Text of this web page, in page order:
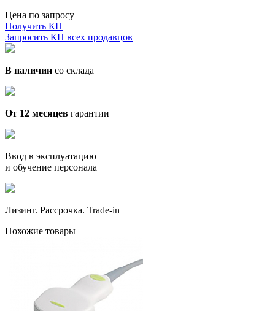
Цена по запросу
Получить КП
Запросить КП всех продавцов
В наличии со склада
От 12 месяцев гарантии
Ввод в эксплуатацию
и обучение персонала
Лизинг. Рассрочка. Trade-in
Похожие товары